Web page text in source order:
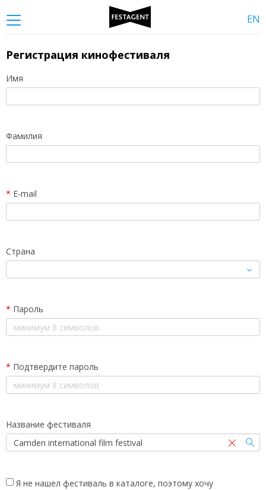
EN
Регистрация кинофестиваля
Имя
Фамилия
* E-mail
Страна
* Пароль
* Подтвердите пароль
Название фестиваля
Я не нашел фестиваль в каталоге, поэтому хочу